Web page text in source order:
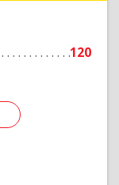
120
Подробнее